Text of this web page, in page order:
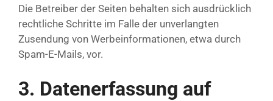
Die Betreiber der Seiten behalten sich ausdrücklich
rechtliche Schritte im Falle der unverlangten
Zusendung von Werbeinformationen, etwa durch
Spam-E-Mails, vor.
3. Datenerfassung auf